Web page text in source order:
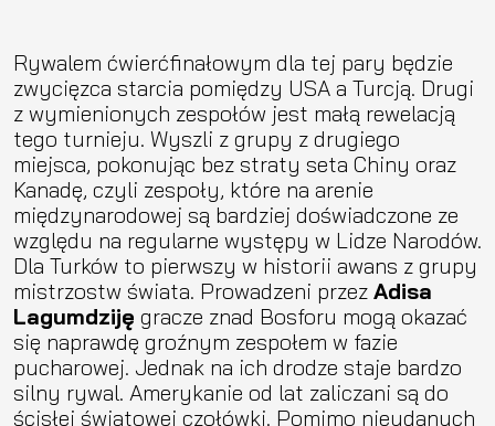
Rywalem ćwierćfinałowym dla tej pary będzie
zwycięzca starcia pomiędzy USA a Turcją. Drugi
z wymienionych zespołów jest małą rewelacją
tego turnieju. Wyszli z grupy z drugiego
miejsca, pokonując bez straty seta Chiny oraz
Kanadę, czyli zespoły, które na arenie
międzynarodowej są bardziej doświadczone ze
względu na regularne występy w Lidze Narodów.
Dla Turków to pierwszy w historii awans z grupy
mistrzostw świata. Prowadzeni przez Adisa
Lagumdziję gracze znad Bosforu mogą okazać
się naprawdę groźnym zespołem w fazie
pucharowej. Jednak na ich drodze staje bardzo
silny rywal. Amerykanie od lat zaliczani są do
ścisłej światowej czołówki. Pomimo nieudanych